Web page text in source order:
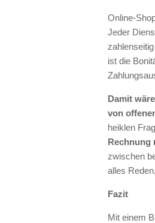
Online-
Jeder
ist die
Damit
von
heiklen
Rechnung
zwischen
alles
Fazit
Mit einem